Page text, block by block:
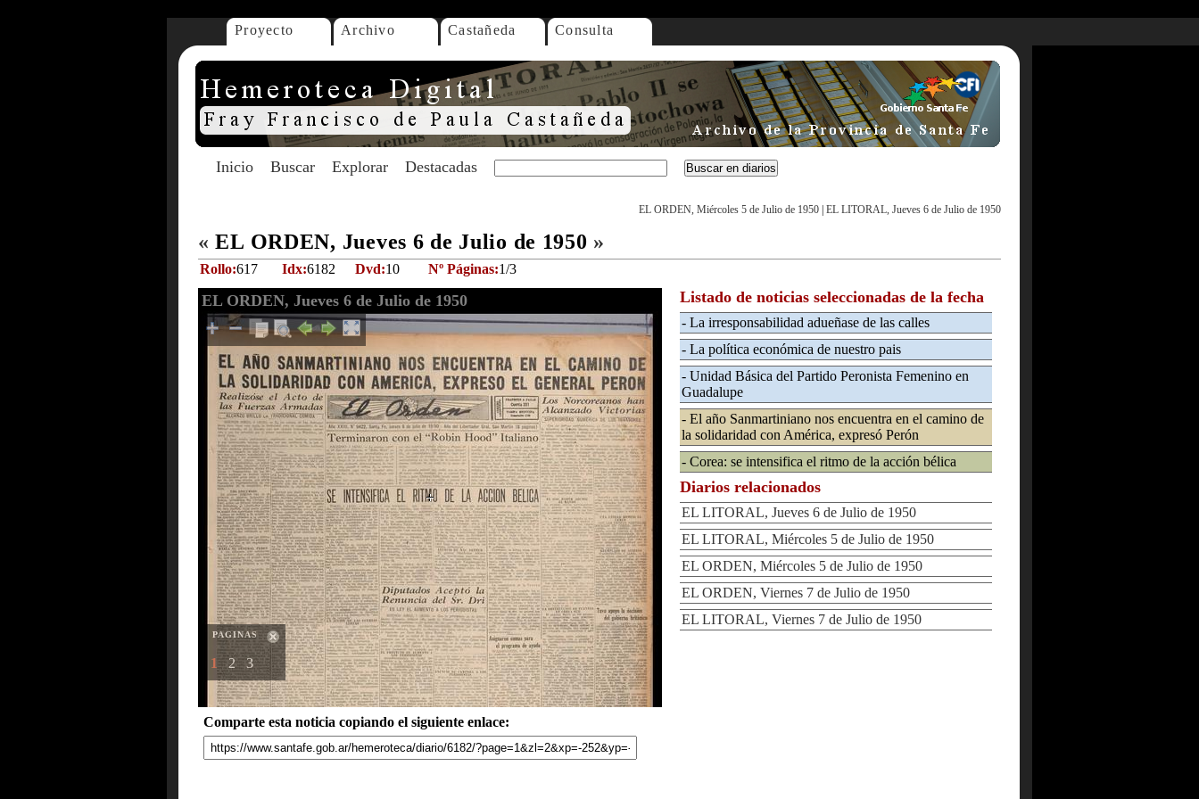
Proyecto Archivo Castañeda Consulta
Inicio Buscar Explorar Destacadas
EL ORDEN, Miércoles 5 de Julio de 1950 EL LITORAL, Jueves 6 de Julio de 1950
« EL ORDEN, Jueves 6 de Julio de 1950 »
Rollo:617 Idx:6182 Dvd:10 Nº Páginas:1/3
EL ORDEN, Jueves 6 de Julio de 1950
PAGINAS
1 2 3
Comparte esta noticia copiando el siguiente enlace:
Listado de noticias seleccionadas de la fecha
- La irresponsabilidad adueñase de las calles
- La política económica de nuestro pais
- Unidad Básica del Partido Peronista Femenino en
Guadalupe
- El año Sanmartiniano nos encuentra en el camino de
la solidaridad con América, expresó Perón
- Corea: se intensifica el ritmo de la acción bélica
Diarios relacionados
EL LITORAL, Jueves 6 de Julio de 1950
EL LITORAL, Miércoles 5 de Julio de 1950
EL ORDEN, Miércoles 5 de Julio de 1950
EL ORDEN, Viernes 7 de Julio de 1950
EL LITORAL, Viernes 7 de Julio de 1950